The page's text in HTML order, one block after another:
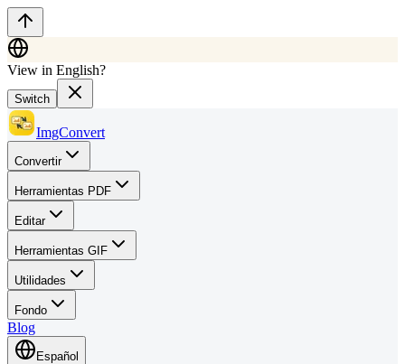
View in English?
Switch
ImgConvert
Convertir
Herramientas PDF
Editar
Herramientas GIF
Utilidades
Fondo
Blog
Español